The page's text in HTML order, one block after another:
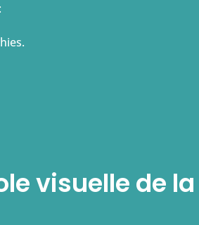
visuelle de la